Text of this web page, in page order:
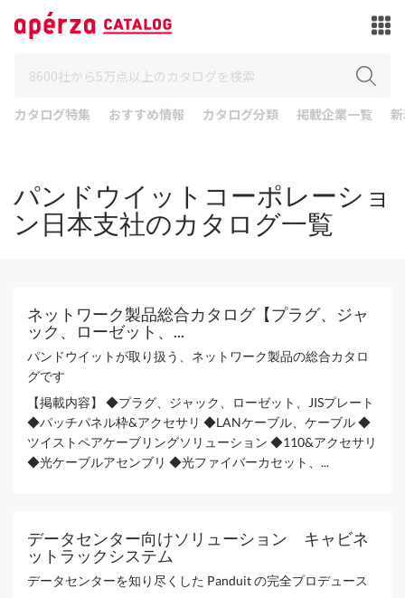
カタログ特集 おすすめ情報 カタログ分類 掲載企業一覧
パンドウイットコーポレーショ
ン日本支社のカタログ一覧
ネットワーク製品総合カタログ【プラグ、ジャ
ック、ローゼット、...
パンドウイットが取り扱う、ネットワーク製品の総合カタロ
グです
【掲載内容】 ◆プラグ、ジャック、ローゼット、JISプレート
◆パッチパネル枠&アクセサリ ◆LANケーブル、ケーブル ◆
ツイストペアケーブリングソリューション ◆110&アクセサリ
◆光ケーブルアセンブリ ◆光ファイバーカセット、...
データセンター向けソリューション キャビネ
ットラックシステム
データセンターを知り尽くした Panduit の完全プロデュース